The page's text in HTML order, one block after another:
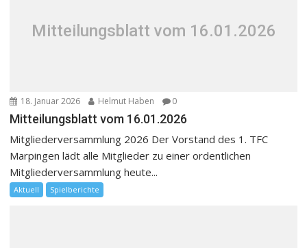
Mitteilungsblatt vom 16.01.2026
18. Januar 2026 Helmut Haben 0
Mitteilungsblatt vom 16.01.2026
Mitgliederversammlung 2026 Der Vorstand des 1. TFC
Marpingen lädt alle Mitglieder zu einer ordentlichen
Mitgliederversammlung heute...
Aktuell Spielberichte